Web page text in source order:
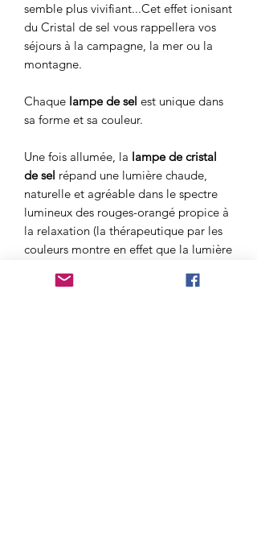
semble plus vivifiant...Cet effet ionisant
du Cristal de sel vous rappellera vos
séjours à la campagne, la mer ou la
montagne.
Chaque lampe de sel est unique dans
sa forme et sa couleur.
Une fois allumée, la lampe de cristal
de sel répand une lumière chaude,
naturelle et agréable dans le spectre
lumineux des rouges-orangé propice à
la relaxation (la thérapeutique par les
couleurs montre en effet que la lumière
relaxants). Ainsi la lumière deslampes